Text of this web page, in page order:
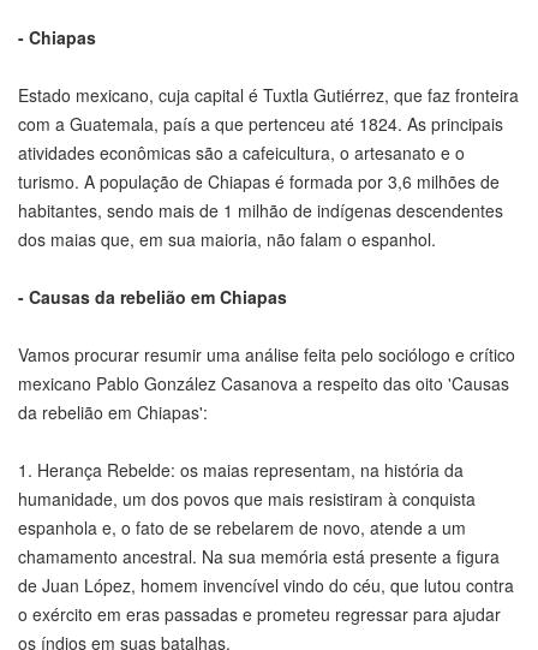
- Chiapas
Estado mexicano, cuja capital é Tuxtla Gutiérrez, que faz fronteira
com a Guatemala, país a que pertenceu até 1824. As principais
atividades econômicas são a cafeicultura, o artesanato e o
turismo. A população de Chiapas é formada por 3,6 milhões de
habitantes, sendo mais de 1 milhão de indígenas descendentes
dos maias que, em sua maioria, não falam o espanhol.
- Causas da rebelião em Chiapas
Vamos procurar resumir uma análise feita pelo sociólogo e crítico
mexicano Pablo González Casanova a respeito das oito 'Causas
da rebelião em Chiapas':
1. Herança Rebelde: os maias representam, na história da
humanidade, um dos povos que mais resistiram à conquista
espanhola e, o fato de se rebelarem de novo, atende a um
chamamento ancestral. Na sua memória está presente a figura
de Juan López, homem invencível vindo do céu, que lutou contra
o exército em eras passadas e prometeu regressar para ajudar
os índios em suas batalhas.